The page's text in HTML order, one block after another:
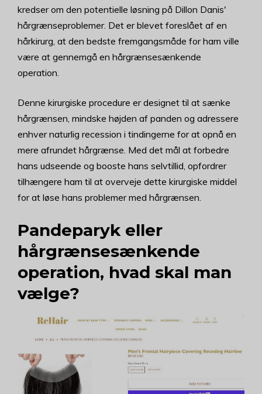
kredser om den potentielle løsning på Dillon Danis'
hårgrænseproblemer. Det er blevet foreslået af en
hårkirurg, at den bedste fremgangsmåde for ham ville
være at gennemgå en hårgrænsesænkende
operation.
Denne kirurgiske procedure er designet til at sænke
hårgrænsen, mindske højden af panden og adressere
enhver naturlig recession i tindingerne for at opnå en
mere afrundet hårgrænse. Med det mål at forbedre
hans udseende og booste hans selvtillid, opfordrer
tilhængere ham til at overveje dette kirurgiske middel
for at løse hans problemer med hårgrænsen.
Pandeparyk eller
hårgrænsesænkende
operation, hvad skal man
vælge?